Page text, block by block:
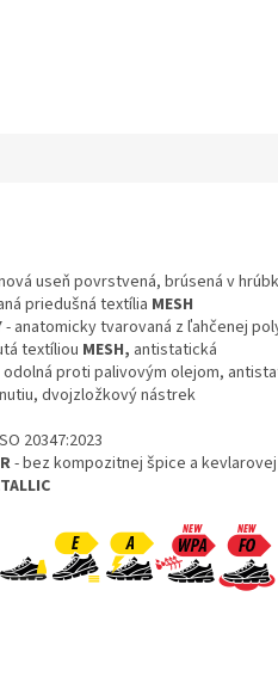
useň povrstvená, brúsená v
priedušná textília MESH
- anatomicky tvarovaná z ľahčenej
textíliou MESH, antistatická
odolná proti palivovým olejom,
dvojzložkový nástrek
20347:2023
- bez kompozitnej špice a